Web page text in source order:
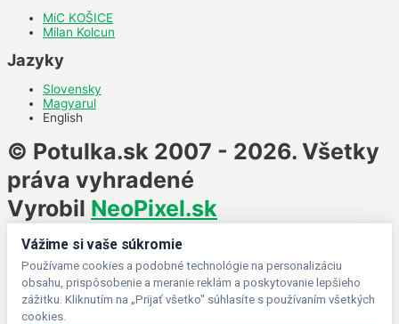
MiC KOŠICE
Milan Kolcun
Jazyky
Slovensky
Magyarul
English
© Potulka.sk 2007 - 2026. Všetky
práva vyhradené
Vyrobil NeoPixel.sk
Vážime si vaše súkromie
Používame cookies a podobné technológie na personalizáciu
obsahu, prispôsobenie a meranie reklám a poskytovanie lepšieho
zážitku. Kliknutím na „Prijať všetko" súhlasíte s používaním všetkých
cookies.